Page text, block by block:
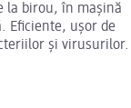
la birou, în mașină
Eficiente, ușor de
și virusurilor.